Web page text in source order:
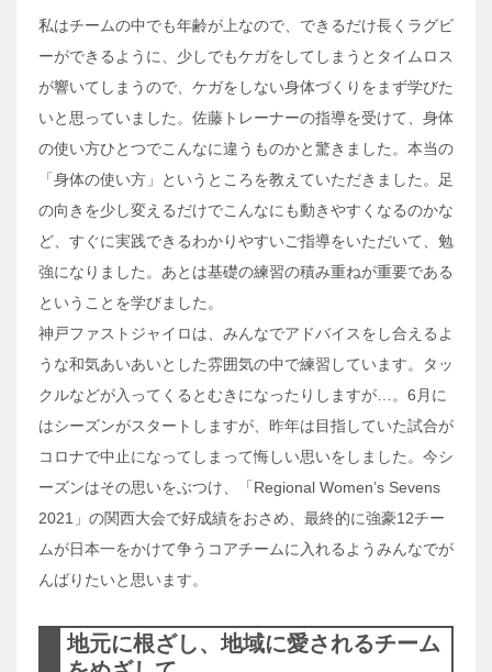
私はチームの中でも年齢が上なので、できるだけ長くラグビ
ーができるように、少しでもケガをしてしまうとタイムロス
が響いてしまうので、ケガをしない身体づくりをまず学びた
いと思っていました。佐藤トレーナーの指導を受けて、身体
の使い方ひとつでこんなに違うものかと驚きました。本当の
「身体の使い方」というところを教えていただきました。足
の向きを少し変えるだけでこんなにも動きやすくなるのかな
ど、すぐに実践できるわかりやすいご指導をいただいて、勉
強になりました。あとは基礎の練習の積み重ねが重要である
ということを学びました。
神戸ファストジャイロは、みんなでアドバイスをし合えるよ
うな和気あいあいとした雰囲気の中で練習しています。タッ
クルなどが入ってくるとむきになったりしますが…。6月に
はシーズンがスタートしますが、昨年は目指していた試合が
コロナで中止になってしまって悔しい思いをしました。今シ
ーズンはその思いをぶつけ、「Regional Women’s Sevens
2021」の関西大会で好成績をおさめ、最終的に強豪12チー
ムが日本一をかけて争うコアチームに入れるようみんなでが
んばりたいと思います。
地元に根ざし、地域に愛されるチーム